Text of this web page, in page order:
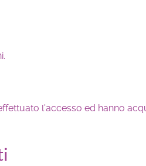
l'accesso ed hanno